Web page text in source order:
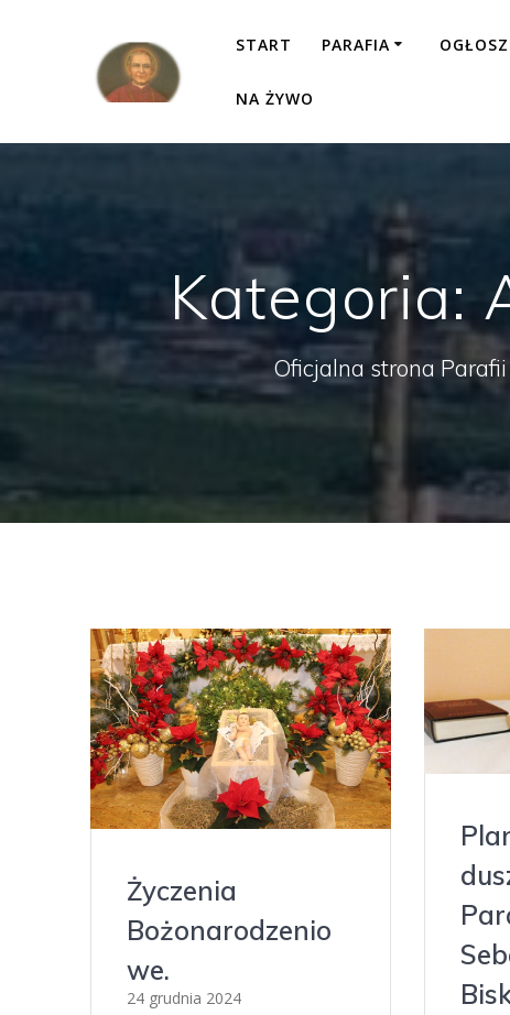
START PARAFIA
NA ŻYWO
Kategoria:
Oficjalna strona
Życzenia
Bożonarodzenio
we.
24 grudnia 2024